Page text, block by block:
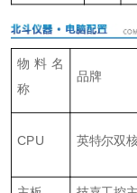
物料名
称
品牌
CPU 英特尔双